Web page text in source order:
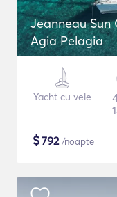
Jeanneau Sun
Agia Pelagia
Yacht cu vele
$792/noapte